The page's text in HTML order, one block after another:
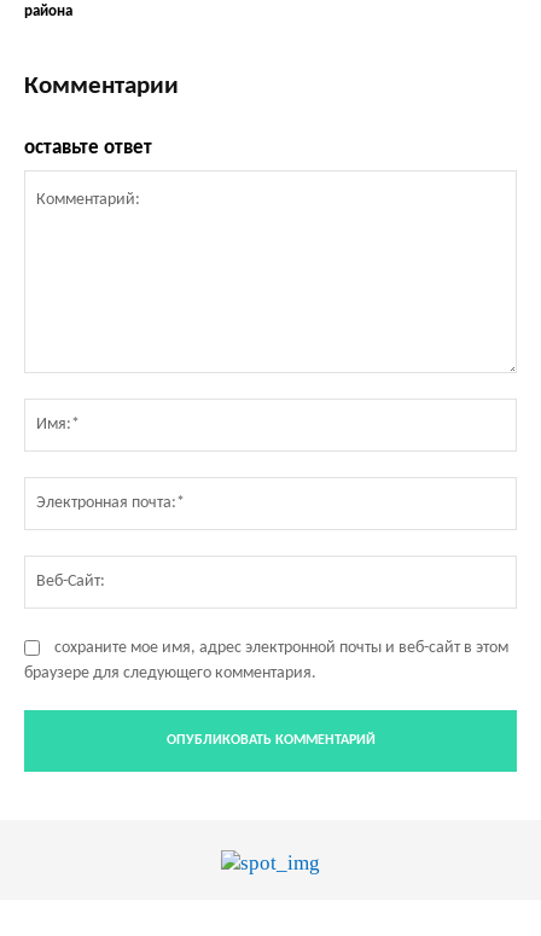
района
Комментарии
оставьте ответ
сохраните мое имя, адрес электронной почты и веб-сайт в этом
браузере для следующего комментария.